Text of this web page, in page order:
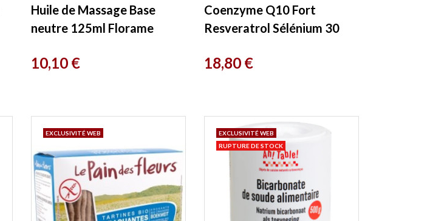
Huile de Massage Base
neutre 125ml Florame
Prix
10,10 €
Coenzyme Q10 Fort
Resveratrol Sélénium 30
Paris
Prix
18,80 €
EXCLUSIVITÉ WEB
EXCLUSIVITÉ WEB
RUPTURE DE STOCK